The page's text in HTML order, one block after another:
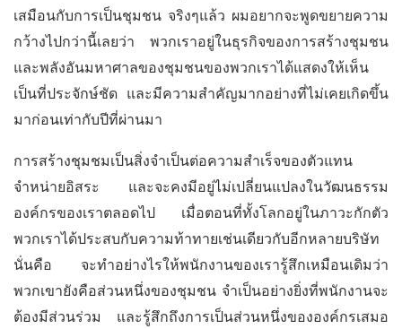
เสมือนกับการเป็นชุมชน จริงๆแล้ว ผมอยากจะพูดขยายความ
กว้างไปกว่านี้เลยว่า พวกเราอยู่ในธุรกิจของการสร้างชุมชน
และพลังอันมหาศาลของชุมชนของพวกเราได้แสดงให้เห็น
เป็นที่ประจักษ์ชัด และมีความสำคัญมากอย่างที่ไม่เคยเกิดขึ้น
มาก่อนเท่ากับปีที่ผ่านมา
การสร้างชุมชมเป็นสิ่งจำเป็นต่อความสำเร็จของตัวแทน
จำหน่ายอิสระ และจะคงมีอยู่ไม่เปลี่ยนแปลงในวัฒนธรรม
องค์กรของเราตลอดไป เมื่อตอนที่ทั้งโลกอยู่ในภาวะกักตัว
พวกเราได้ประสบกับความท้าทายเช่นเดียวกับอีกหลายบริษัท
นั่นคือ จะทำอย่างไรให้พนักงานของเรารู้สึกเหมือนเดิมว่า
พวกเขายังคือส่วนหนึ่งของชุมชน จำเป็นอย่างยิ่งที่พนักงานจะ
ต้องมีส่วนร่วม และรู้สึกถึงการเป็นส่วนหนึ่งขององค์กรเสมอ